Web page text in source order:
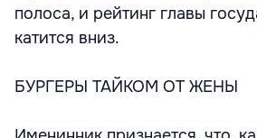
полоса, и рейтинг главы
катится вниз.
БУРГЕРЫ ТАЙКОМ ОТ ЖЕНЫ